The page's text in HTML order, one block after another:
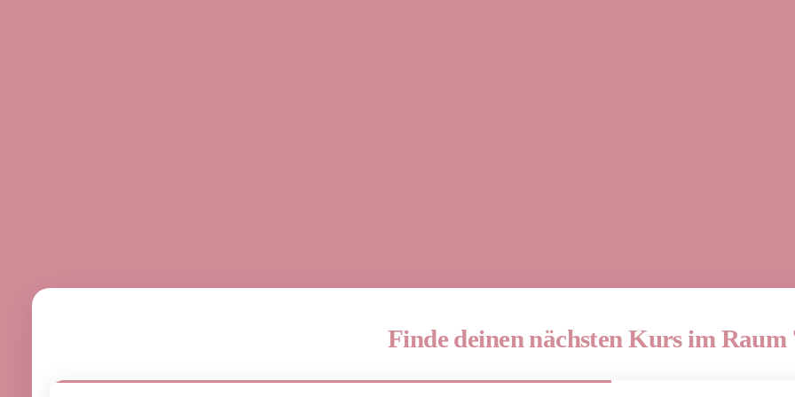
Finde deinen nächsten Kurs im Raum